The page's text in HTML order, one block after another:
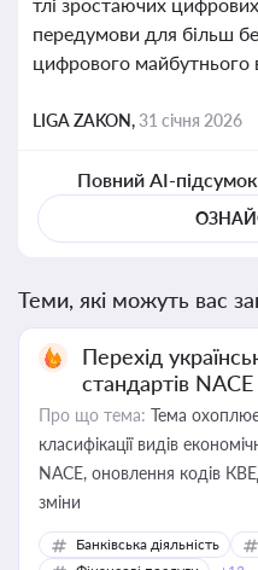
передумови для більш
цифрового майбутнього
LIGA ZAKON,31 січня 2026
Повний AI-
Теми, які можуть вас
Перехід
стандартів NACE
Про що тема: Тема охоплює
класифікації видів
NACE, оновлення кодів
зміни
Банківська діяльність